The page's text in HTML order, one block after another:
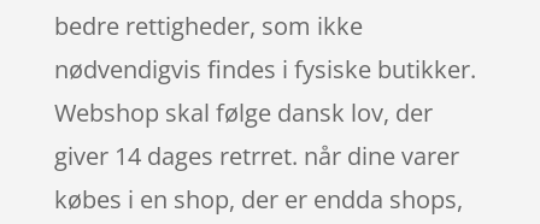
bedre rettigheder, som ikke
nødvendigvis findes i fysiske butikker.
Webshop skal følge dansk lov, der
giver 14 dages retrret. når dine varer
købes i en shop, der er endda shops,